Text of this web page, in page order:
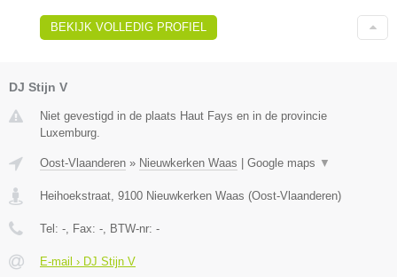
BEKIJK VOLLEDIG PROFIEL
DJ Stijn V
Niet gevestigd in de plaats Haut Fays en in de provincie
Luxemburg.
Oost-Vlaanderen » Nieuwkerken Waas Google maps ▼
Heihoekstraat 9100 Nieuwkerken Waas (Oost-Vlaanderen)
Tel: - , Fax: - , BTW-nr: -
E-mail › DJ Stijn V